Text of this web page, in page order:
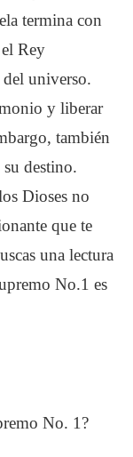
termina con
Rey
universo.
y liberar
también
destino.
Dioses no
que te
una lectura
No.1 es
No. 1?